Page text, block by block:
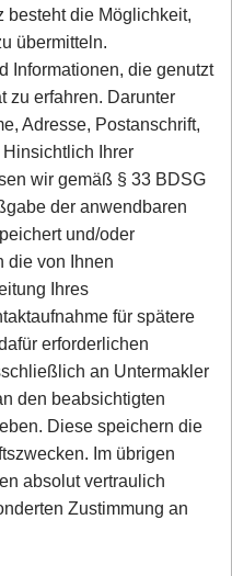
besteht die Möglichkeit,
übermitteln.
Informationen, die genutzt
zu erfahren. Darunter
Adresse, Postanschrift,
Ihrer
wir gemäß § 33 BDSG
der anwendbaren
und/oder
die von Ihnen
Ihres
für spätere
erforderlichen
an Untermakler
den beabsichtigten
Diese speichern die
Im übrigen
absolut vertraulich
Zustimmung an